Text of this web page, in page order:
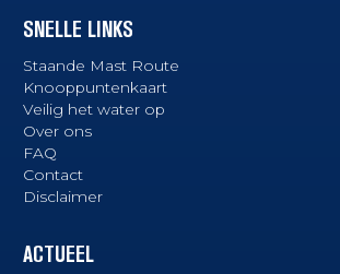
SNELLE LINKS
Staande Mast Route
Knooppuntenkaart
Veilig het water op
Over ons
FAQ
Contact
Disclaimer
ACTUEEL